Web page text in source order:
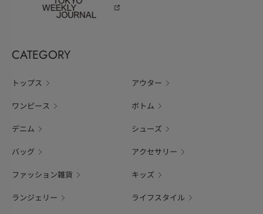
CATEGORY
トップス アウター
ワンピース ボトム
デニム シューズ
バッグ アクセサリー
ファッション雑貨 キッズ
ランジェリー ライフスタイル